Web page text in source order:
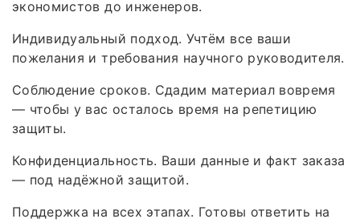
экономистов до инженеров.
Индивидуальный подход. Учтём все ваши
пожелания и требования научного руководителя.
Соблюдение сроков. Сдадим материал вовремя
— чтобы у вас осталось время на репетицию
защиты.
Конфиденциальность. Ваши данные и факт заказа
— под надёжной защитой.
Поддержка на всех этапах. Готовы ответить на